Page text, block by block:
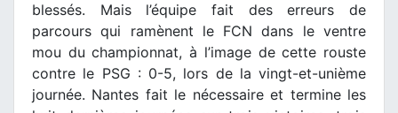
blessés. Mais l’équipe fait des erreurs de
parcours qui ramènent le FCN dans le ventre
mou du championnat, à l’image de cette rouste
contre le PSG : 0-5, lors de la vingt-et-unième
journée. Nantes fait le nécessaire et termine les